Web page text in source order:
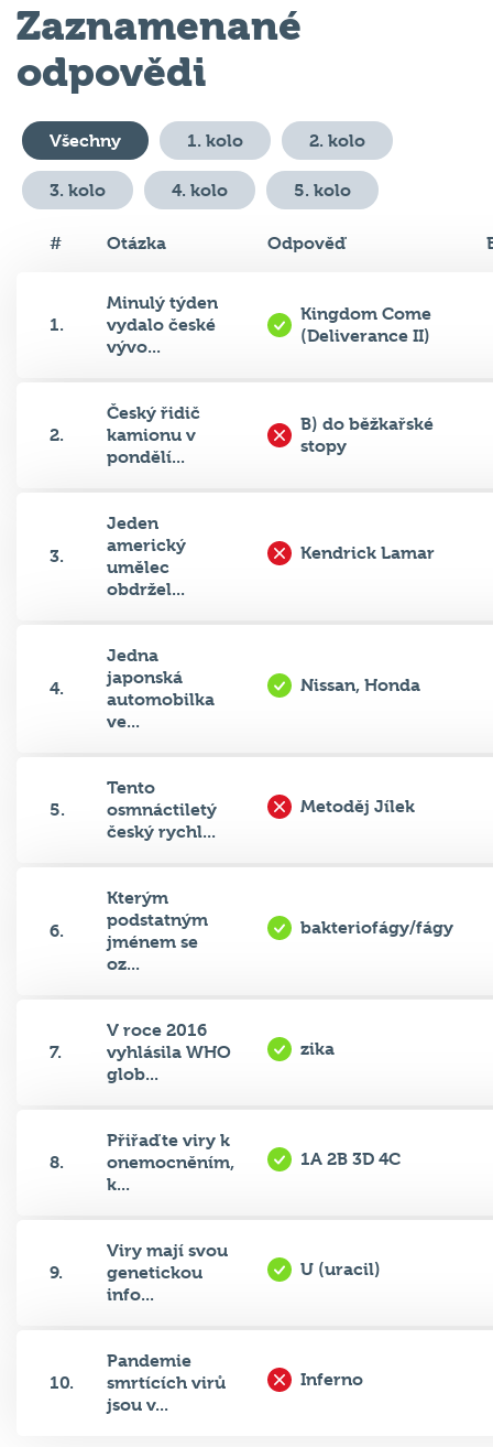
Zaznamenané
odpovědi
Všechny 1. kolo 2. kolo
3. kolo 4. kolo 5. kolo
# Otázka Odpověď
1.
Minulý týden
vydalo české
vývo...
Kingdom Come
(Deliverance II)
2.
Český řidič
kamionu v
pondělí...
B) do běžkařské
stopy
3.
Jeden
americký
umělec
obdržel...
Kendrick Lamar
4.
Jedna
japonská
automobilka
ve...
Nissan, Honda
5.
Tento
osmnáctiletý
český rychl...
Metoděj Jílek
6.
Kterým
podstatným
jménem se
oz...
bakteriofágy/fágy
7.
V roce 2016
vyhlásila WHO
glob...
zika
8.
Přiřaďte viry k
onemocněním,
k...
1A 2B 3D 4C
9.
Viry mají svou
genetickou
info...
U (uracil)
10.
Pandemie
smrtících virů
jsou v...
Inferno